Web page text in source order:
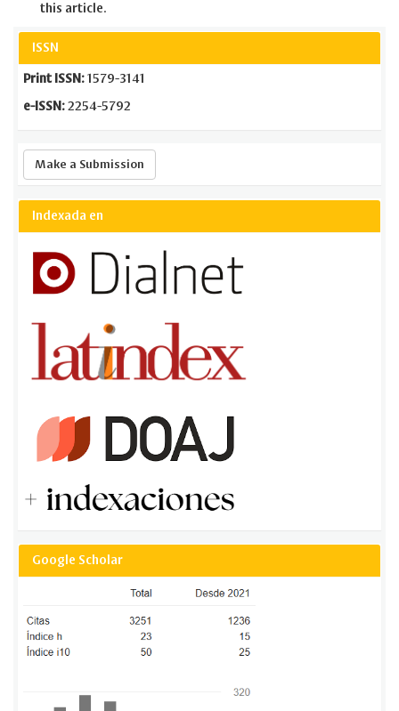
this article.
ISSN
Print ISSN: 1579-3141
e-ISSN: 2254-5792
Make a Submission
Indexada en
Google Scholar